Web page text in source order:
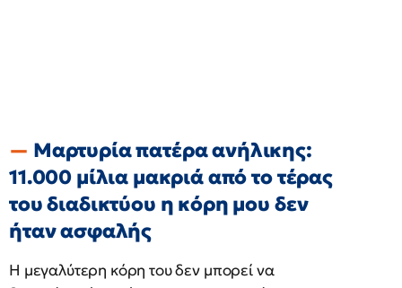
Μαρτυρία πατέρα ανήλικης:
11.000 μίλια μακριά από το τέρας
του διαδικτύου η κόρη μου δεν
ήταν ασφαλής
Η μεγαλύτερη κόρη του δεν μπορεί να